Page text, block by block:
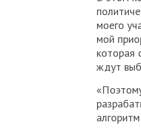
моего
мой
которая
ждут